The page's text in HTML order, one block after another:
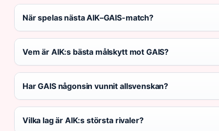
När spelas nästa AIK–GAIS-match?
Vem är AIK:s bästa målskytt mot GAIS?
Har GAIS någonsin vunnit allsvenskan?
Vilka lag är AIK:s största rivaler?